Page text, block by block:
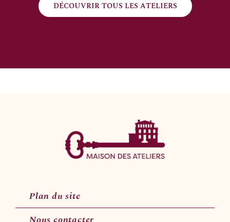
DÉCOUVRIR TOUS LES ATELIERS
Plan du site